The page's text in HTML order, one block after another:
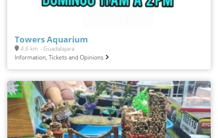
Towers Aquarium
4.6 km - Guadalajara
Information, Tickets and Opinions